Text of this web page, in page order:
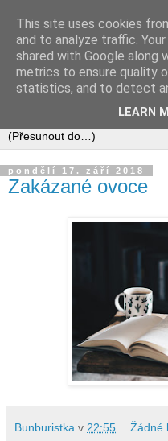
pondělí 17. září 2018
Zakázané ovoce
Bunburistka v 22:55 Žádné
This site uses cookies
and to analyze traffic.
shared with Google along
metrics to ensure quality
statistics, and to detect
LEARN